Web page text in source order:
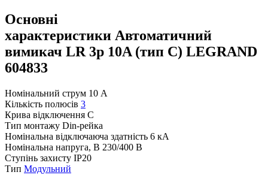
Основні
характеристики Автоматичний
вимикач LR 3р 10A (тип С) LEGRAND
604833
Номінальний струм 10 А
Кількість полюсів 3
Крива відключення C
Тип монтажу Din-рейка
Номінальна відключаюча здатність 6 кА
Номінальна напруга, В 230/400 В
Ступінь захисту IP20
Тип Модульний